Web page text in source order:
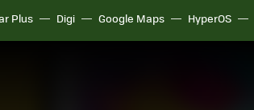
Plus Digi Google Maps HyperOS